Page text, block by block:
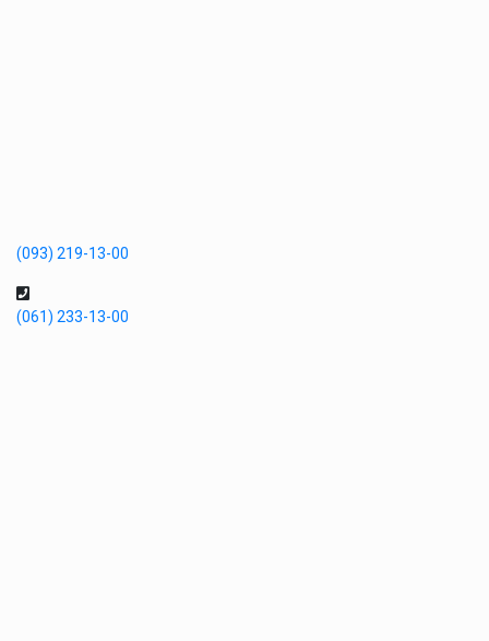
(093) 219-13-00
(061) 233-13-00